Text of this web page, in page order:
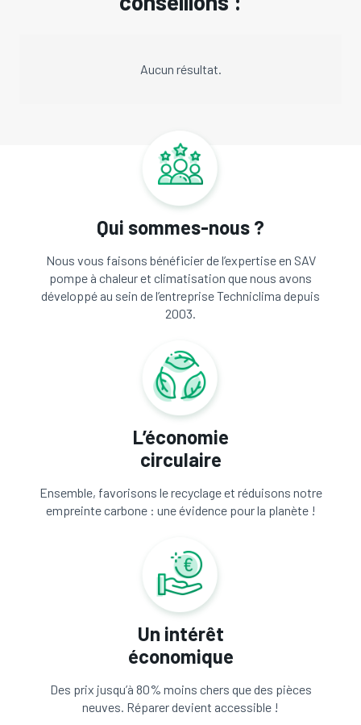
Aucun résultat.
Qui sommes-nous ?
Nous vous faisons bénéficier de l’expertise en SAV
pompe à chaleur et climatisation que nous avons
développé au sein de l’entreprise Techniclima depuis
2003.
L’économie
circulaire
Ensemble, favorisons le recyclage et réduisons notre
empreinte carbone : une évidence pour la planète !
Un intérêt
économique
Des prix jusqu’à 80% moins chers que des pièces
neuves. Réparer devient accessible !